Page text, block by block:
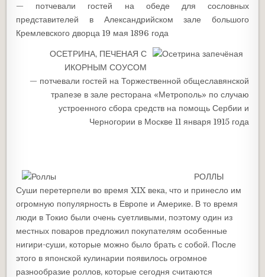
— потчевали гостей на обеде для сословных
представителей в Александрийском зале большого
Кремлевского дворца 19 мая 1896 года
ОСЕТРИНА, ПЕЧЕНАЯ С
ИКОРНЫМ СОУСОМ
— потчевали гостей на Торжественной общеславянской
трапезе в зале ресторана «Метрополь» по случаю
устроенного сбора средств на помощь Сербии и
Черногории в Москве 11 января 1915 года
РОЛЛЫ
Суши перетерпели во время XIX века, что и принесло им
огромную популярность в Европе и Америке. В то время
люди в Токио были очень суетливыми, поэтому один из
местных поваров предложил покупателям особенные
нигири-суши, которые можно было брать с собой. После
этого в японской кулинарии появилось огромное
разнообразие роллов, которые сегодня считаются